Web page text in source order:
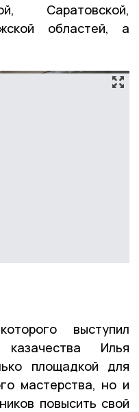
Саратовской,
областей, а
выступил
Илья
площадкой для
мастерства, но и
повысить свой